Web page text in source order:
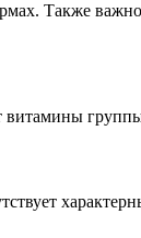
Также
витамины